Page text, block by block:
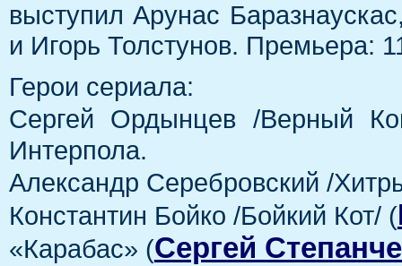
выступил Арунас
и Игорь Толстунов. Премьера:
Герои сериала:
Сергей Ордынцев /Верный
Интерпола.
Александр Серебровский /
Константин Бойко /Бойкий Кот/ (
«Карабас» (Сергей